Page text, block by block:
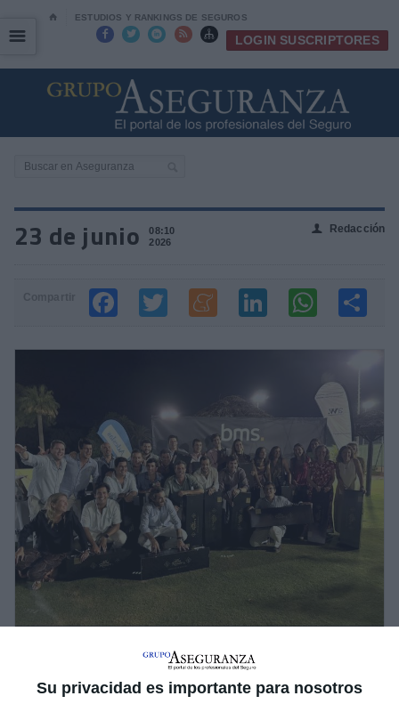
Su privacidad es importante para nosotros
⌂ ESTUDIOS Y RANKINGS DE SEGUROS
     LOGIN SUSCRIPTORES
☰
☰
23 de junio
08:10
2026
👤 Redacción
BMS organizó en Sevilla su Torneo de
Pádel y Frontón
BMS Iberiacelebró el 19 de junio su tradicional Torneo de